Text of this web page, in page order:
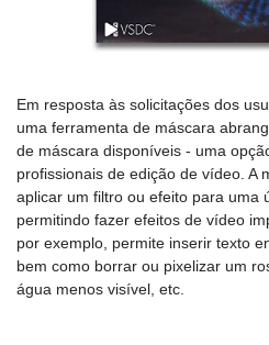
Em resposta às solicitações dos
uma ferramenta de máscara
de máscara disponíveis - uma
profissionais de edição de vídeo. A
aplicar um filtro ou efeito para uma
permitindo fazer efeitos de vídeo
por exemplo, permite inserir texto
bem como borrar ou pixelizar um
água menos visível, etc.